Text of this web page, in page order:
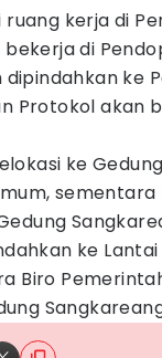
kerja di
di
ke
Protokol akan
ke
ke
Biro